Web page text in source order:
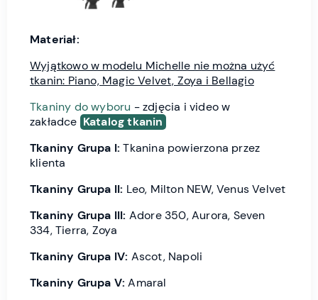
Materiał:
Wyjątkowo w modelu Michelle nie można użyć
tkanin: Piano, Magic Velvet, Zoya i Bellagio
Tkaniny do wyboru - zdjęcia i video w
zakładce Katalog tkanin
Tkaniny Grupa I: Tkanina powierzona przez
klienta
Tkaniny Grupa II: Leo, Milton NEW, Venus Velvet
Tkaniny Grupa III: Adore 350, Aurora, Seven
334, Tierra, Zoya
Tkaniny Grupa IV: Ascot, Napoli
Tkaniny Grupa V: Amaral